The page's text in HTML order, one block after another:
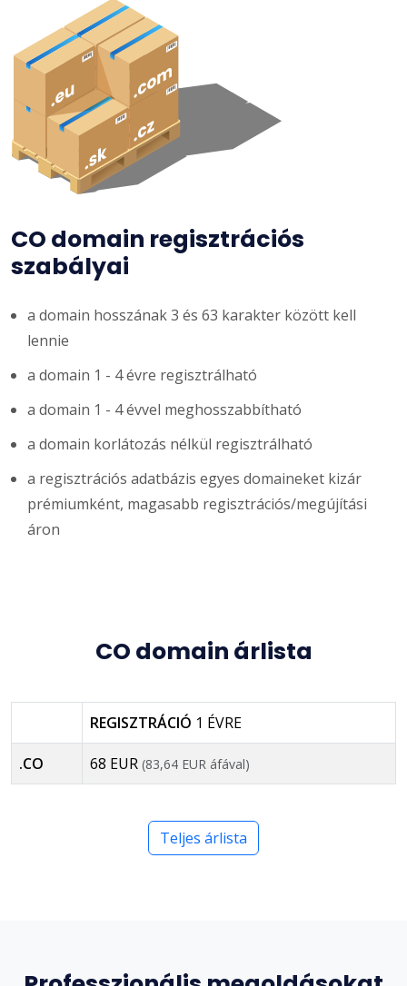
CO domain regisztrációs
szabályai
a domain hosszának 3 és 63 karakter között kell
lennie
a domain 1 - 4 évre regisztrálható
a domain 1 - 4 évvel meghosszabbítható
a domain korlátozás nélkül regisztrálható
a regisztrációs adatbázis egyes domaineket kizár
prémiumként, magasabb regisztrációs/megújítási
áron
CO domain árlista
REGISZTRÁCIÓ 1 ÉVRE
.CO 68 EUR (83,64 EUR áfával)
Teljes árlista